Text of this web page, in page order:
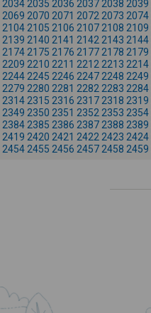
2034 2035 2036 2037 2038 2039
2069 2070 2071 2072 2073 2074
2104 2105 2106 2107 2108 2109
2139 2140 2141 2142 2143 2144
2174 2175 2176 2177 2178 2179
2209 2210 2211 2212 2213 2214
2244 2245 2246 2247 2248 2249
2279 2280 2281 2282 2283 2284
2314 2315 2316 2317 2318 2319
2349 2350 2351 2352 2353 2354
2384 2385 2386 2387 2388 2389
2419 2420 2421 2422 2423 2424
2454 2455 2456 2457 2458 2459